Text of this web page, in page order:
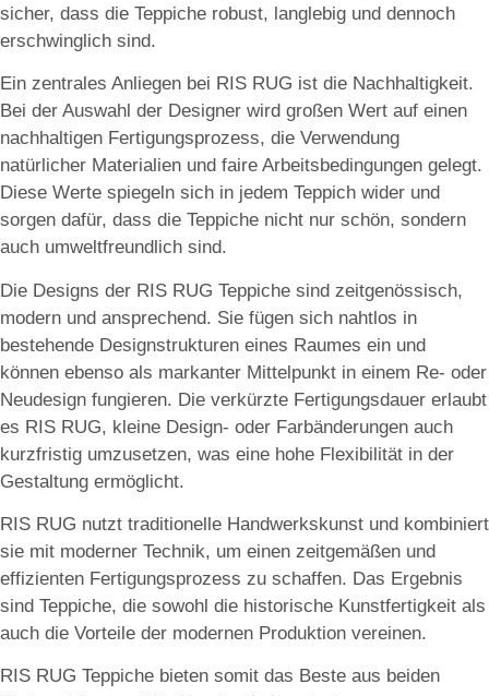
sicher, dass die Teppiche robust, langlebig und dennoch
erschwinglich sind.
Ein zentrales Anliegen bei RIS RUG ist die Nachhaltigkeit.
Bei der Auswahl der Designer wird großen Wert auf einen
nachhaltigen Fertigungsprozess, die Verwendung
natürlicher Materialien und faire Arbeitsbedingungen gelegt.
Diese Werte spiegeln sich in jedem Teppich wider und
sorgen dafür, dass die Teppiche nicht nur schön, sondern
auch umweltfreundlich sind.
Die Designs der RIS RUG Teppiche sind zeitgenössisch,
modern und ansprechend. Sie fügen sich nahtlos in
bestehende Designstrukturen eines Raumes ein und
können ebenso als markanter Mittelpunkt in einem Re- oder
Neudesign fungieren. Die verkürzte Fertigungsdauer erlaubt
es RIS RUG, kleine Design- oder Farbänderungen auch
kurzfristig umzusetzen, was eine hohe Flexibilität in der
Gestaltung ermöglicht.
RIS RUG nutzt traditionelle Handwerkskunst und kombiniert
sie mit moderner Technik, um einen zeitgemäßen und
effizienten Fertigungsprozess zu schaffen. Das Ergebnis
sind Teppiche, die sowohl die historische Kunstfertigkeit als
auch die Vorteile der modernen Produktion vereinen.
RIS RUG Teppiche bieten somit das Beste aus beiden